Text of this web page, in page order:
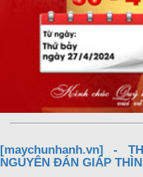
[maychunhanh.vn] -
NGUYÊN ĐÁN GIÁP